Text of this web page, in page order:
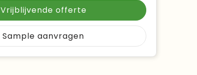
Vrijblijvende offerte
Sample aanvragen